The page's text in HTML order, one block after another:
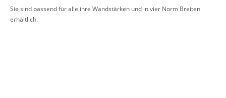
Sie sind passend für alle ihre Wandstärken und in vier Norm Breiten
erhältlich.